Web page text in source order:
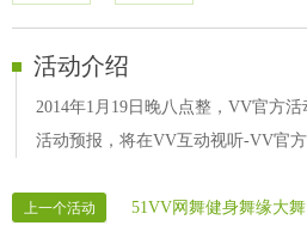
活动介绍
2014年1月19日晚八点整，VV官方
活动预报，将在VV互动视听-VV官
上一个活动 51VV网舞健身舞缘大